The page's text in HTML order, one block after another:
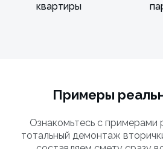
квартиры
Примеры
Ознакомьтесь с примерами
тотальный демонтаж